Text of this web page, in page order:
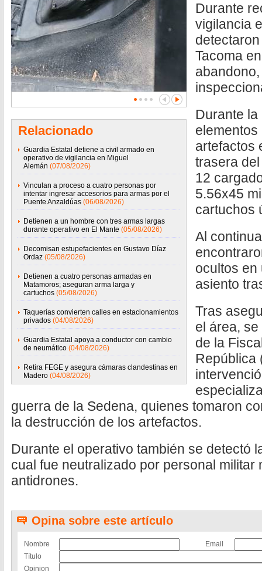
Relacionado
Guardia Estatal detiene a civil armado en
operativo de vigilancia en Miguel
Alemán (07/08/2026)
Vinculan a proceso a cuatro personas por
intentar ingresar accesorios para armas por el
Puente Anzaldúas (06/08/2026)
Detienen a un hombre con tres armas largas
durante operativo en El Mante (05/08/2026)
Decomisan estupefacientes en Gustavo Díaz
Ordaz (05/08/2026)
Detienen a cuatro personas armadas en
Matamoros; aseguran arma larga y
cartuchos (05/08/2026)
Taquerías convierten calles en estacionamientos
privados (04/08/2026)
Guardia Estatal apoya a conductor con cambio
de neumático (04/08/2026)
Retira FEGE y asegura cámaras clandestinas en
Madero (04/08/2026)
Durante
vigilancia
Tacoma
Durante
artefactos
trasera
12
5.56x45
cartuchos
Al
ocultos en
asiento
Tras
el área,
de la
República
guerra de la Sedena, quienes tomaron
la destrucción de los artefactos.
Durante el operativo también se detectó
cual fue neutralizado por personal militar
antidrones.
Opina sobre este artículo
Nombre
Email
Título
Opinion